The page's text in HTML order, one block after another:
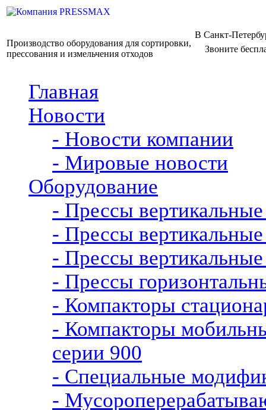
Производство оборудования для сортировки,
прессования и измельчения отходов
В Санкт-
Звоните
Главная
Новости
- Новости компании
- Мировые новости
Оборудование
- Прессы
- Прессы
- Прессы
- Прессы
- Компакторы
- Компакторы
серии 900
- Специальные
-